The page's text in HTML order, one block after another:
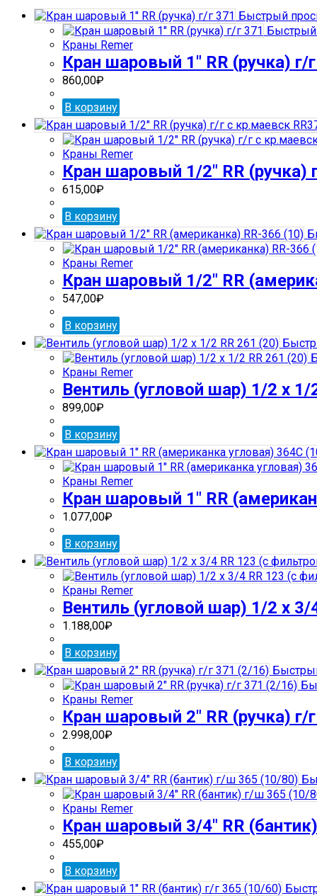
Быстрый
Быстрый
Краны Remer
Кран шаровый 1″ RR (ручка) г/
860,00₽
В корзину
Краны Remer
Кран шаровый 1/2″ RR (ручка)
615,00₽
В корзину
Краны Remer
Кран шаровый 1/2″ RR
547,00₽
В корзину
Краны Remer
Вентиль (угловой шар) 1/2 х 1/
899,00₽
В корзину
Краны Remer
Кран шаровый 1″ RR
1.077,00₽
В корзину
Краны Remer
Вентиль (угловой шар) 1/2 х
1.188,00₽
В корзину
Краны Remer
Кран шаровый 2″ RR (ручка) г/
2.998,00₽
В корзину
Краны Remer
Кран шаровый 3/4″ RR
455,00₽
В корзину